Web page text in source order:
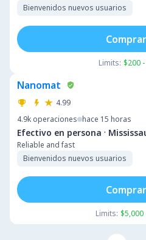
Bienvenidos nuevos usuarios
Limits: $200
Comprar
Nanomat
4.99
4.9k operaciones hace 15 horas
Efectivo en persona ·
Reliable and fast
Bienvenidos nuevos usuarios
Limits: $5,000
Comprar